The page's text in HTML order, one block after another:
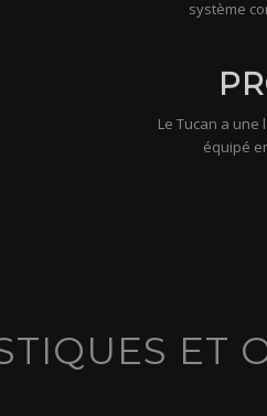
système
Le Tucan a
équipé
ET